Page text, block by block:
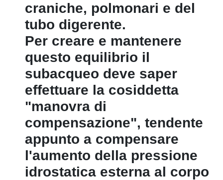
craniche, polmonari e del
tubo digerente.
Per creare e mantenere
questo equilibrio il
subacqueo deve saper
effettuare la cosiddetta
"manovra di
compensazione", tendente
appunto a compensare
l'aumento della pressione
idrostatica esterna al corpo